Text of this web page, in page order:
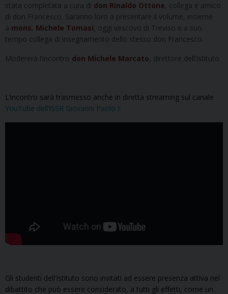
stata completata a cura di don Rinaldo Ottone, collega e amico
di don Francesco. Saranno loro a presentare il volume, insieme
a mons. Michele Tomasi, oggi vescovo di Treviso e a suo
tempo collega di insegnamento dello stesso don Francesco.
Modererà l’incontro don Michele Marcato, direttore dell’Istituto.
L’incontro sarà trasmesso anche in diretta streaming sul canale
YouTube dell’ISSR Giovanni Paolo I:
Gli studenti dell’Istituto sono invitati ad essere presenza attiva nel
dibattito che può essere considerato, a tutti gli effetti, come un